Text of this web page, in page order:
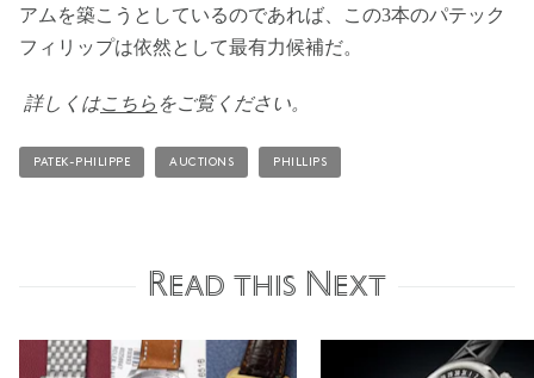
アムを築こうとしているのであれば、この3本のパテック
フィリップは依然として最有力候補だ。
詳しくはこちら をご覧ください。
PATEK-PHILIPPE AUCTIONS PHILLIPS
Read this Next